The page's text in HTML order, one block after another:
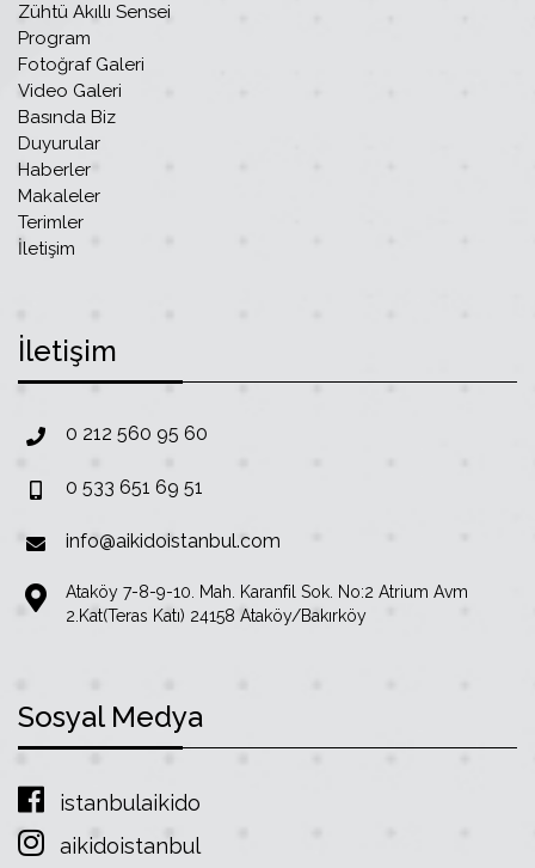
Zühtü Akıllı Sensei
Program
Fotoğraf Galeri
Video Galeri
Basında Biz
Duyurular
Haberler
Makaleler
Terimler
İletişim
İletişim
0 212 560 95 60
0 533 651 69 51
info@aikidoistanbul.com
Ataköy 7-8-9-10. Mah. Karanfil Sok. No:2 Atrium Avm
2.Kat(Teras Katı) 24158 Ataköy/Bakırköy
Sosyal Medya
istanbulaikido
aikidoistanbul